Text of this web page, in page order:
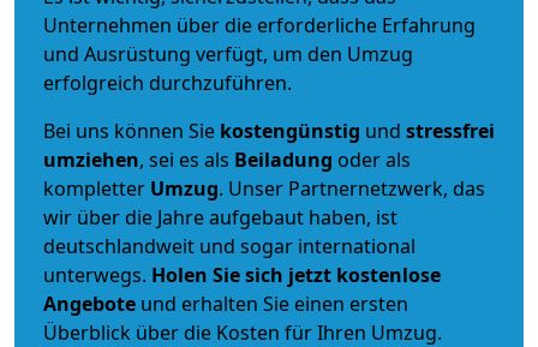
Unternehmen über die erforderliche Erfahrung
und Ausrüstung verfügt, um den Umzug
erfolgreich durchzuführen.
Bei uns können Sie kostengünstig und stressfrei
umziehen, sei es als Beiladung oder als
kompletter Umzug. Unser Partnernetzwerk, das
wir über die Jahre aufgebaut haben, ist
deutschlandweit und sogar international
unterwegs. Holen Sie sich jetzt kostenlose
Angebote und erhalten Sie einen ersten
Überblick über die Kosten für Ihren Umzug.